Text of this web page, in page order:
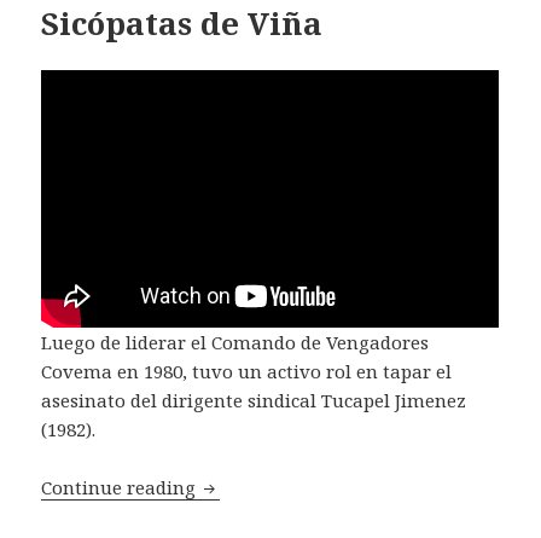
Sicópatas de Viña
Luego de liderar el Comando de Vengadores
Covema en 1980, tuvo un activo rol en tapar el
asesinato del dirigente sindical Tucapel Jimenez
(1982).
Continue reading Sicópatas de Viña